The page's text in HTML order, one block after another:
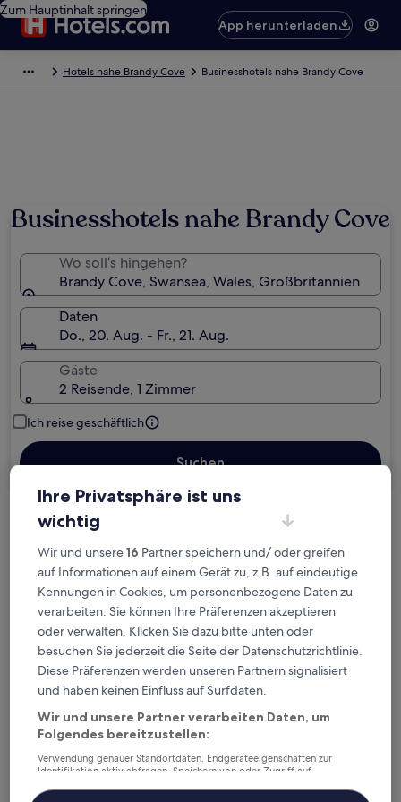
Zum Hauptinhalt springen
App herunterladen
Hotels nahe Brandy Cove Businesshotels nahe Brandy Cove
Businesshotels nahe Brandy Cove
Wo soll’s hingehen?
Brandy Cove, Swansea, Wales, Großbritannien
Daten
Do., 20. Aug. - Fr., 21. Aug.
Gäste
2 Reisende, 1 Zimmer
Ich reise geschäftlich
Suchen
Kostenlose Stornierung bei
Planänderungen
Verdiene Prämien für jede
wahrgenommene Übernachtung
Mehr sparen mit Preisen für Mitglieder
Überprüfe die Preise für diese Daten
Heute
6. Aug. - 7. Aug.
Morgen
7. Aug. - 8. Aug.
Ihre Privatsphäre ist uns
wichtig
Wir und unsere16 Partner speichern und/ oder greifen
auf Informationen auf einem Gerät zu, z.B. auf eindeutige
Kennungen in Cookies, um personenbezogene Daten zu
verarbeiten. Sie können Ihre Präferenzen akzeptieren
oder verwalten. Klicken Sie dazu bitte unten oder
besuchen Sie jederzeit die Seite der Datenschutzrichtlinie.
Diese Präferenzen werden unseren Partnern signalisiert
und haben keinen Einfluss auf Surfdaten.
Wir und unsere Partner verarbeiten Daten, um
Folgendes bereitzustellen:
Verwendung genauer Standortdaten. Endgeräteeigenschaften zur
Identifikation aktiv abfragen. Speichern von oder Zugriff auf
Inhalte, Messung von Werbeleistung und der Performance von Inhalten,